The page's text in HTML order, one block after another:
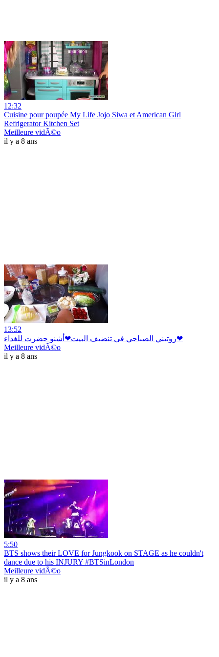
12:32
Cuisine pour poupée My Life Jojo Siwa et American Girl
Refrigerator Kitchen Set
Meilleure vidÃ©o
il y a 8 ans
13:52
روتيني الصباحي في تنضيف البيت❤أشنو حضرت للغداء❤
Meilleure vidÃ©o
il y a 8 ans
5:50
BTS shows their LOVE for Jungkook on STAGE as he couldn't
dance due to his INJURY #BTSinLondon
Meilleure vidÃ©o
il y a 8 ans